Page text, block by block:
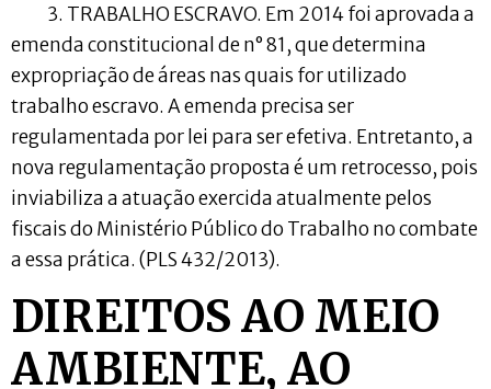
3. TRABALHO ESCRAVO. Em 2014 foi aprovada a
emenda constitucional de n° 81, que determina
expropriação de áreas nas quais for utilizado
trabalho escravo. A emenda precisa ser
regulamentada por lei para ser efetiva. Entretanto, a
nova regulamentação proposta é um retrocesso, pois
inviabiliza a atuação exercida atualmente pelos
fiscais do Ministério Público do Trabalho no combate
a essa prática. (PLS 432/2013).
DIREITOS AO MEIO
AMBIENTE, AO